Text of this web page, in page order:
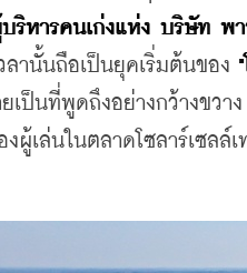
ริหารคนเก่งแห่ง บริษัท พา
านั้นถือเป็นยุคเริ่มต้นของ
ยเป็นที่พูดถึงอย่างกว้างข
ผู้เล่นในตลาดโซลาร์เซล